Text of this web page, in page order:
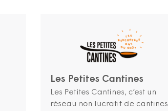
Les Petites Cantines
Les Petites Cantines, c’est un
réseau non lucratif de cantines